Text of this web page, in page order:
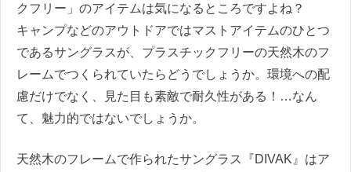
クフリー」のアイテムは気になるところですよね？
キャンプなどのアウトドアではマストアイテムのひとつ
であるサングラスが、プラスチックフリーの天然木のフ
レームでつくられていたらどうでしょうか。環境への配
慮だけでなく、見た目も素敵で耐久性がある！…なん
て、魅力的ではないでしょうか。
天然木のフレームで作られたサングラス『DIVAK』はア